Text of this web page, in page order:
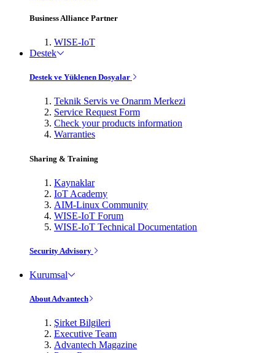
Business Alliance Partner
WISE-IoT
Destek
Destek ve Yüklenen Dosyalar
Teknik Servis ve Onarım Merkezi
Service Request Form
Check your products information
Warranties
Sharing & Training
Kaynaklar
IoT Academy
AIM-Linux Community
WISE-IoT Forum
WISE-IoT Technical Documentation
Security Advisory
Kurumsal
About Advantech
Şirket Bilgileri
Executive Team
Advantech Magazine